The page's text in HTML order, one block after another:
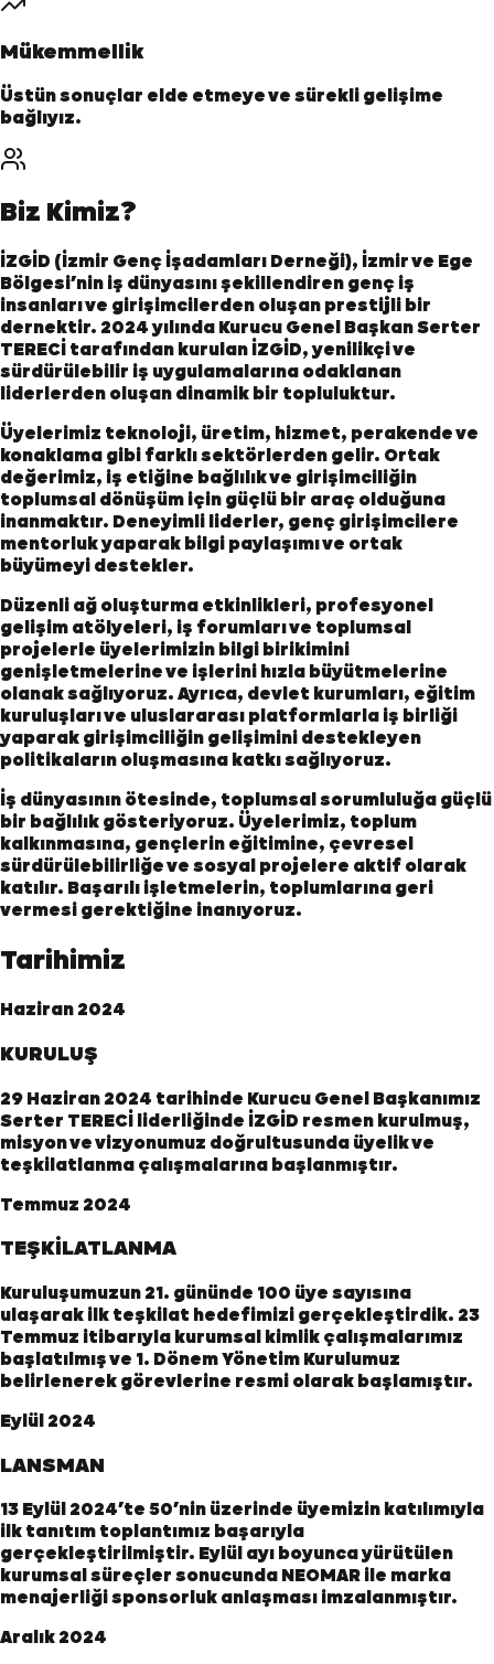
Mükemmellik
Üstün sonuçlar elde etmeye ve sürekli gelişime
bağlıyız.
Biz Kimiz?
İZGİD (İzmir Genç İşadamları Derneği), İzmir ve Ege
Bölgesi’nin iş dünyasını şekillendiren genç iş
insanları ve girişimcilerden oluşan prestijli bir
dernektir. 2024 yılında Kurucu Genel Başkan Serter
TERECİ tarafından kurulan İZGİD, yenilikçi ve
sürdürülebilir iş uygulamalarına odaklanan
liderlerden oluşan dinamik bir topluluktur.
Üyelerimiz teknoloji, üretim, hizmet, perakende ve
konaklama gibi farklı sektörlerden gelir. Ortak
değerimiz, iş etiğine bağlılık ve girişimciliğin
toplumsal dönüşüm için güçlü bir araç olduğuna
inanmaktır. Deneyimli liderler, genç girişimcilere
mentorluk yaparak bilgi paylaşımı ve ortak
büyümeyi destekler.
Düzenli ağ oluşturma etkinlikleri, profesyonel
gelişim atölyeleri, iş forumları ve toplumsal
projelerle üyelerimizin bilgi birikimini
genişletmelerine ve işlerini hızla büyütmelerine
olanak sağlıyoruz. Ayrıca, devlet kurumları, eğitim
kuruluşları ve uluslararası platformlarla iş birliği
yaparak girişimciliğin gelişimini destekleyen
politikaların oluşmasına katkı sağlıyoruz.
İş dünyasının ötesinde, toplumsal sorumluluğa güçlü
bir bağlılık gösteriyoruz. Üyelerimiz, toplum
kalkınmasına, gençlerin eğitimine, çevresel
sürdürülebilirliğe ve sosyal projelere aktif olarak
katılır. Başarılı işletmelerin, toplumlarına geri
vermesi gerektiğine inanıyoruz.
Tarihimiz
Haziran 2024
KURULUŞ
29 Haziran 2024 tarihinde Kurucu Genel Başkanımız
Serter TERECİ liderliğinde İZGİD resmen kurulmuş,
misyon ve vizyonumuz doğrultusunda üyelik ve
teşkilatlanma çalışmalarına başlanmıştır.
Temmuz 2024
TEŞKİLATLANMA
Kuruluşumuzun 21. gününde 100 üye sayısına
ulaşarak ilk teşkilat hedefimizi gerçekleştirdik. 23
Temmuz itibarıyla kurumsal kimlik çalışmalarımız
başlatılmış ve 1. Dönem Yönetim Kurulumuz
belirlenerek görevlerine resmi olarak başlamıştır.
Eylül 2024
LANSMAN
13 Eylül 2024’te 50’nin üzerinde üyemizin katılımıyla
ilk tanıtım toplantımız başarıyla
gerçekleştirilmiştir. Eylül ayı boyunca yürütülen
kurumsal süreçler sonucunda NEOMAR ile marka
menajerliği sponsorluk anlaşması imzalanmıştır.
Aralık 2024